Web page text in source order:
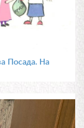
Посада. На